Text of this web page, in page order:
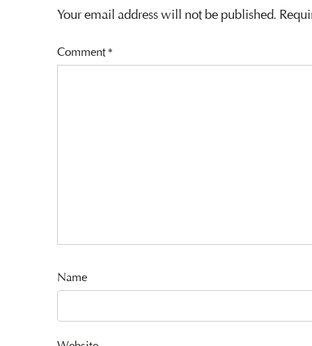
Your email address will not be published.
Comment*
Name